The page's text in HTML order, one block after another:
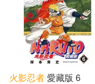
火影忍者愛藏版 6